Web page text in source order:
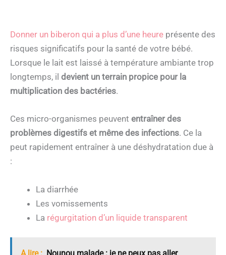
Donner un biberon qui a plus d’une heure présente des
risques significatifs pour la santé de votre bébé.
Lorsque le lait est laissé à température ambiante trop
longtemps, il devient un terrain propice pour la
multiplication des bactéries.
Ces micro-organismes peuvent entraîner des
problèmes digestifs et même des infections. Ce la
peut rapidement entraîner à une déshydratation due à
:
La diarrhée
Les vomissements
La régurgitation d’un liquide transparent